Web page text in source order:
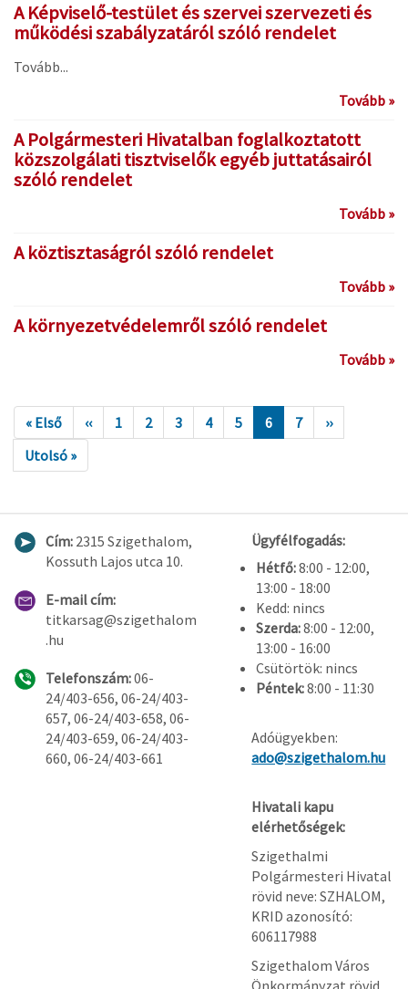
A Képviselő-testület és szervei szervezeti és
működési szabályzatáról szóló rendelet
Tovább...
Tovább »
A Polgármesteri Hivatalban foglalkoztatott
közszolgálati tisztviselők egyéb juttatásairól
szóló rendelet
Tovább »
A köztisztaságról szóló rendelet
Tovább »
A környezetvédelemről szóló rendelet
Tovább »
« Első ‹‹ 1 2 3 4 5 6 7
››
Utolsó »
Cím: 2315 Szigethalom,
Kossuth Lajos utca 10.
E-mail cím:
titkarsag@szigethalom
.hu
Telefonszám:06-
24/403-656, 06-24/403-
657, 06-24/403-658, 06-
24/403-659, 06-24/403-
660, 06-24/403-661
Ügyfélfogadás:
Hétfő:8:00 - 12:00,
13:00 - 18:00
Kedd: nincs
Szerda:8:00 - 12:00,
13:00 - 16:00
Csütörtök: nincs
Péntek:8:00 - 11:30
Adóügyekben:
ado@szigethalom.hu
Hivatali kapu
elérhetőségek:
Szigethalmi
Polgármesteri Hivatal
rövid neve: SZHALOM,
KRID azonosító:
606117988
Szigethalom Város